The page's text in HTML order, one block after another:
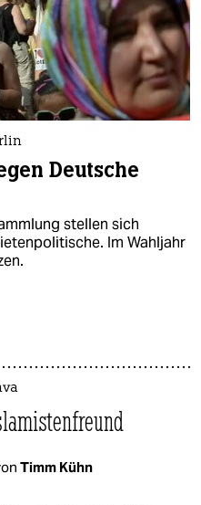
Deutsche
stellen sich
Im Wahljahr
Timm Kühn